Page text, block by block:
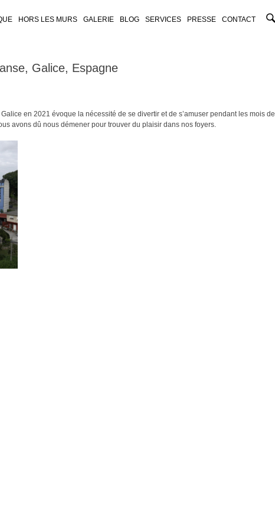
HORS LES MURS GALERIE BLOG SERVICES PRESSE CONTACT
Galice, Espagne
en 2021 évoque la nécessité de se divertir et de s’amuser pendant les mois de
avons dû nous démener pour trouver du plaisir dans nos foyers.